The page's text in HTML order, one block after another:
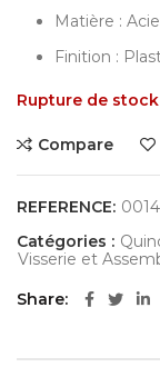
Matière :
Finition :
Rupture de stock
Compare
REFERENCE:
Catégories :
Visserie et
Share